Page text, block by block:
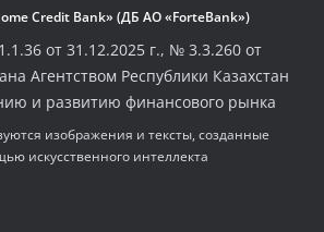
Credit Bank» (ДБ АО «ForteBank»)
от 31.12.2025 г., № 3.3.260 от
Агентством Республики Казахстан
и развитию финансового рынка
изображения и тексты, созданные
искусственного интеллекта